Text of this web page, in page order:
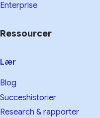
Enterprise
Ressourcer
Lær
Blog
Succeshistorier
Research & rapporter